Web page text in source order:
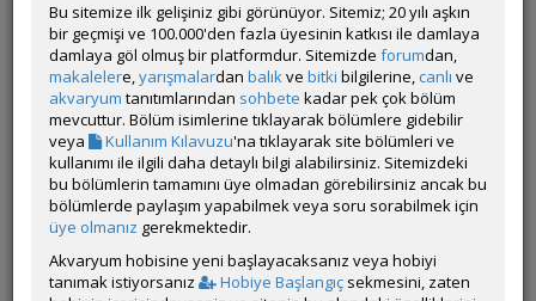
Bu sitemize ilk gelişiniz gibi görünüyor. Sitemiz; 20 yılı aşkın
bir geçmişi ve 100.000'den fazla üyesinin katkısı ile damlaya
damlaya göl olmuş bir platformdur. Sitemizde forumdan,
makalelere,yarışmalardan balıkve bitki bilgilerine, canlı ve
akvaryum tanıtımlarından sohbete kadar pek çok bölüm
mevcuttur. Bölüm isimlerine tıklayarak bölümlere gidebilir
veya
Kullanım Kılavuzu'na tıklayarak site bölümleri ve
kullanımı ile ilgili daha detaylı bilgi alabilirsiniz. Sitemizdeki
bu bölümlerin tamamını üye olmadan görebilirsiniz ancak bu
bölümlerde paylaşım yapabilmek veya soru sorabilmek için
üye olmanız gerekmektedir.
Akvaryum hobisine yeni başlayacaksanız veya hobiyi
tanımak istiyorsanız
Hobiye Başlangıç sekmesini, zaten